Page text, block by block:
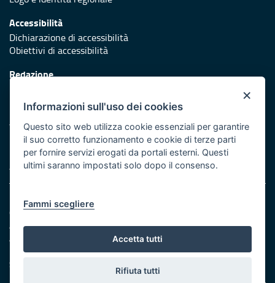
Accessibilità
Dichiarazione di accessibilità
Obiettivi di accessibilità
Redazione
Protezione civile
Vai al sito di Protezione Civile Puglia
Iniziativa finanziata con risorse del POR Puglia 2014/2020 -
Asse XI
Note legali
Cookie e privacy
Amministrazione trasparente
Atti di notifica
Feed RSS
Servizi Intranet
×
Informazioni sull'uso dei cookies
Questo sito web utilizza cookie essenziali per garantire
il suo corretto funzionamento e cookie di terze parti
per fornire servizi erogati da portali esterni. Questi
ultimi saranno impostati solo dopo il consenso.
Fammi scegliere
Accetta tutti
Rifiuta tutti